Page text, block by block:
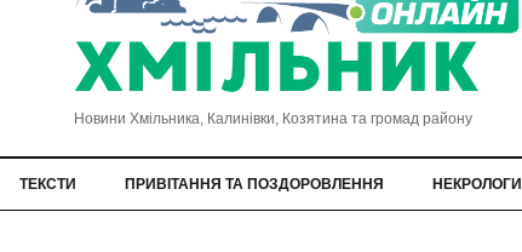
Новини Хмільника, Калинівки, Козятина та громад району
ТЕКСТИ ПРИВІТАННЯ ТА ПОЗДОРОВЛЕННЯ НЕКРОЛОГИ